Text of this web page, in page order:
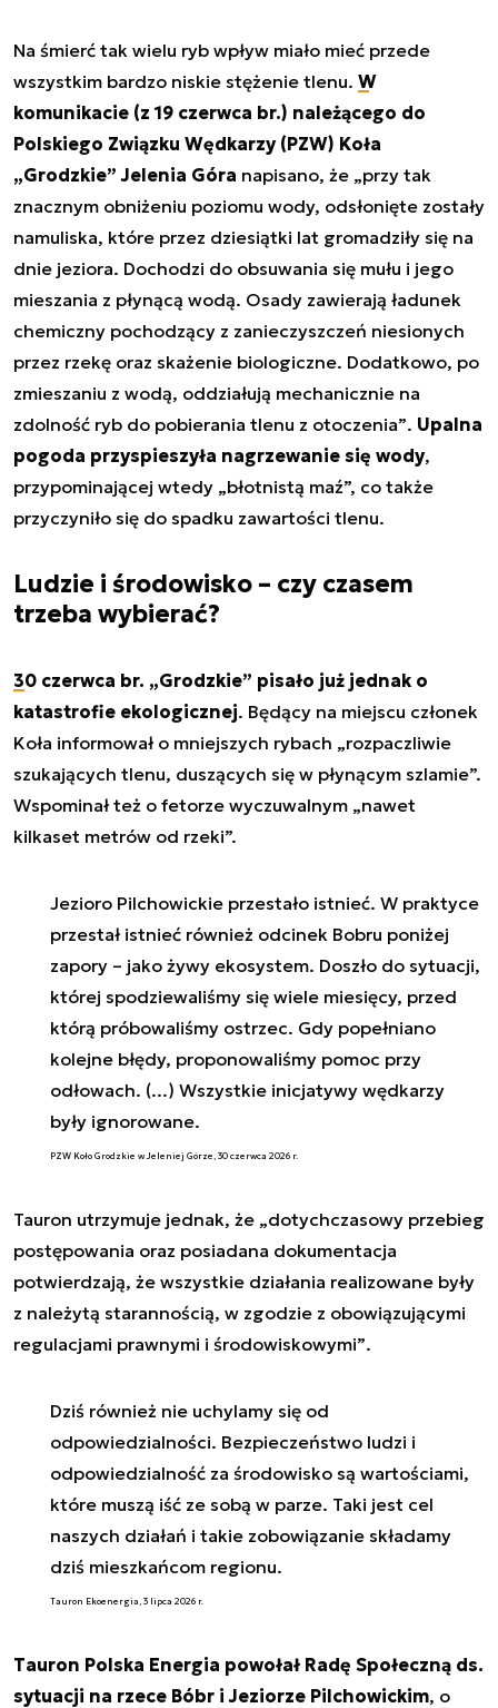
Na śmierć tak wielu ryb wpływ miało mieć przede
wszystkim bardzo niskie stężenie tlenu. W
komunikacie (z 19 czerwca br.) należącego do
Polskiego Związku Wędkarzy (PZW) Koła
„Grodzkie” Jelenia Góra napisano, że „przy tak
znacznym obniżeniu poziomu wody, odsłonięte zostały
namuliska, które przez dziesiątki lat gromadziły się na
dnie jeziora. Dochodzi do obsuwania się mułu i jego
mieszania z płynącą wodą. Osady zawierają ładunek
chemiczny pochodzący z zanieczyszczeń niesionych
przez rzekę oraz skażenie biologiczne. Dodatkowo, po
zmieszaniu z wodą, oddziałują mechanicznie na
zdolność ryb do pobierania tlenu z otoczenia”. Upalna
pogoda przyspieszyła nagrzewanie się wody,
przypominającej wtedy „błotnistą maź”, co także
przyczyniło się do spadku zawartości tlenu.
Ludzie i środowisko – czy czasem
trzeba wybierać?
30 czerwca br. „Grodzkie” pisało już jednak o
katastrofie ekologicznej. Będący na miejscu członek
Koła informował o mniejszych rybach „rozpaczliwie
szukających tlenu, duszących się w płynącym szlamie”.
Wspominał też o fetorze wyczuwalnym „nawet
kilkaset metrów od rzeki”.
Jezioro Pilchowickie przestało istnieć. W praktyce
przestał istnieć również odcinek Bobru poniżej
zapory – jako żywy ekosystem. Doszło do sytuacji,
której spodziewaliśmy się wiele miesięcy, przed
którą próbowaliśmy ostrzec. Gdy popełniano
kolejne błędy, proponowaliśmy pomoc przy
odłowach. (...) Wszystkie inicjatywy wędkarzy
były ignorowane.
PZW Koło Grodzkie w Jeleniej Górze, 30 czerwca 2026 r.
Tauron utrzymuje jednak, że „dotychczasowy przebieg
postępowania oraz posiadana dokumentacja
potwierdzają, że wszystkie działania realizowane były
z należytą starannością, w zgodzie z obowiązującymi
regulacjami prawnymi i środowiskowymi”.
Dziś również nie uchylamy się od
odpowiedzialności. Bezpieczeństwo ludzi i
odpowiedzialność za środowisko są wartościami,
które muszą iść ze sobą w parze. Taki jest cel
naszych działań i takie zobowiązanie składamy
dziś mieszkańcom regionu.
Tauron Ekoenergia, 3 lipca 2026 r.
Tauron Polska Energia powołał Radę Społeczną ds.
sytuacji na rzece Bóbr i Jeziorze Pilchowickim, o